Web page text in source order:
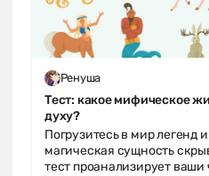
Ренуша
Тест: какое мифическое
духу?
Погрузитесь в мир легенд
магическая сущность
тест проанализирует ваши